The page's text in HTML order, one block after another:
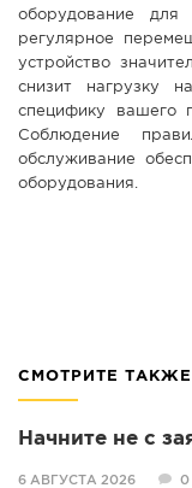
оборудование для
регулярное
устройство
снизит нагрузку
специфику вашего
Соблюдение
обслуживание
оборудования.
СМОТРИТЕ ТАКЖЕ
Начните не с
6 АВГУСТА 2026 0